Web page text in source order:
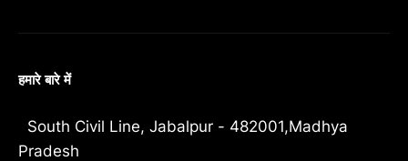
हमारे बारे में
South Civil Line, Jabalpur - 482001,Madhya
Pradesh